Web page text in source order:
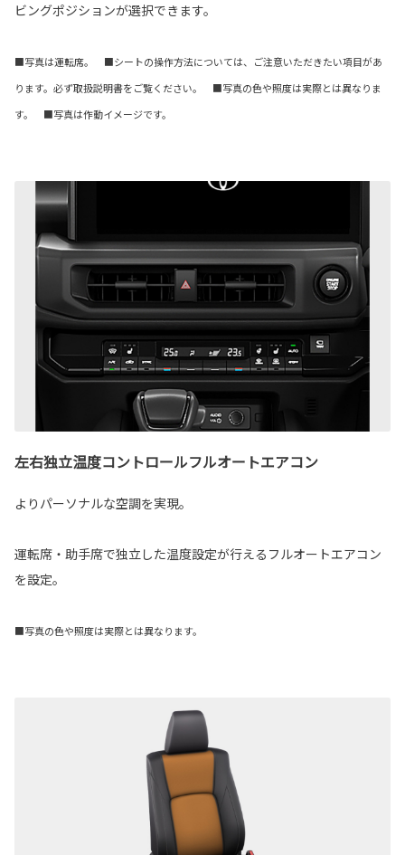
ビングポジションが選択できます。
■写真は運転席。 ■シートの操作方法については、ご注意いただきたい項目があ
ります。必ず取扱説明書をご覧ください。 ■写真の色や照度は実際とは異なりま
す。 ■写真は作動イメージです。
左右独立温度コントロールフルオートエアコン
よりパーソナルな空調を実現。
運転席・助手席で独立した温度設定が行えるフルオートエアコン
を設定。
■写真の色や照度は実際とは異なります。